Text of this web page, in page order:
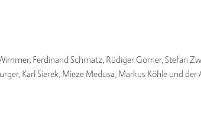
Ferdinand Schmatz, Rüdiger Görner, Stefan
Karl Sierek, Mieze Medusa, Markus Köhle und der